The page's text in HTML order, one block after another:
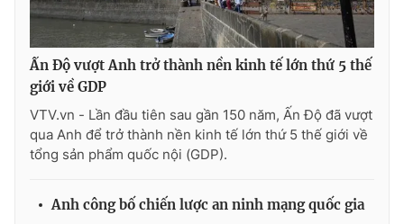
Cơ quan chủ quản:Đài Truyền hình Việt Nam
Cơ quan báo chí:Thời báo VTV
Giấy phép hoạt động báo in và báo điện tử số 483/GP-BTTTT
cấp ngày 29/12/2023
Tổng Biên tập:Vũ Thanh Thủy
Phó Tổng Biên tập: Nguyễn Thị Mỹ Hạnh, Phạm Quốc Thắng,
Nguyễn Trọng Ninh
Ðiện thoại Thời báo VTV:024.66 897 897
Ấn Độ vượt Anh trở thành nền kinh tế lớn thứ 5 thế
giới về GDP
VTV.vn - Lần đầu tiên sau gần 150 năm, Ấn Độ đã vượt
qua Anh để trở thành nền kinh tế lớn thứ 5 thế giới về
tổng sản phẩm quốc nội (GDP).
Anh công bố chiến lược an ninh mạng quốc gia